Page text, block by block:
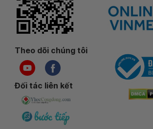
Theo dõi chúng tôi
Đối tác liên kết